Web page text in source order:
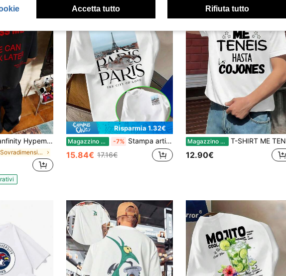
maglietta bianca oversize con slogan rosso ricamato in 3D, stile casual da strada
in Sovradimensionato Top da uomo
Risparmia 1.32€
Magazzino EU -7% Stampa artistica della Torre Eiffel Totem Maniche corte Stile Western Street Parigi Punto di riferimento della città Identificatore culturale Illustrazione Design Design di nicchia Senso della moda Gioventù Uscita Versatile Top Stampa artistica Maglietta basic
15.84€ 17.16€
Magazzino EU T-SHIRT ME TENEIS HASTA COJONES 100% cotone, stampa accattivante, casual, traspirante
12.90€
Accetta tutto Rifiuta tutto